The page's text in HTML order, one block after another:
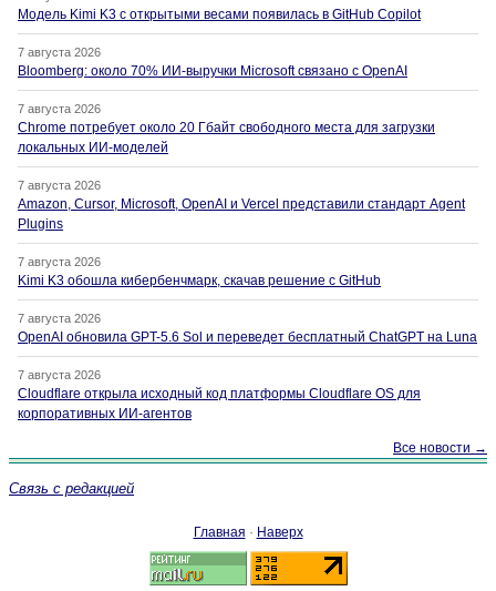
Модель Kimi K3 с открытыми весами появилась в GitHub Copilot
7 августа 2026
Bloomberg: около 70% ИИ-выручки Microsoft связано с OpenAI
7 августа 2026
Chrome потребует около 20 Гбайт свободного места для загрузки
локальных ИИ-моделей
7 августа 2026
Amazon, Cursor, Microsoft, OpenAI и Vercel представили стандарт Agent
Plugins
7 августа 2026
Kimi K3 обошла кибербенчмарк, скачав решение с GitHub
7 августа 2026
OpenAI обновила GPT-5.6 Sol и переведет бесплатный ChatGPT на Luna
7 августа 2026
Cloudflare открыла исходный код платформы Cloudflare OS для
корпоративных ИИ-агентов
Все новости →
Связь с редакцией
Главная · Наверх